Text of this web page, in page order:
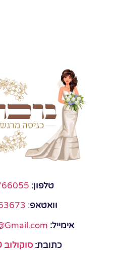
טלפון:
וואטאפ:
אימייל:
כתובת: סוקולוב 40 רמה"ש